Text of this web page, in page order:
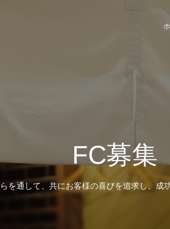
FC募集
を通して、共にお客様の喜びを追求し、成